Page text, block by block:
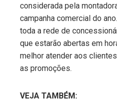
considerada pela
campanha comercial do
toda a rede de
que estarão abertas em
melhor atender aos
as promoções.
VEJA TAMBÉM: